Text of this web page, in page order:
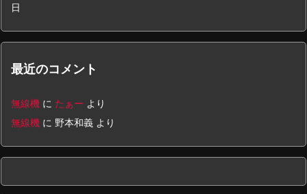
日
最近のコメント
無線機 に たぁー より
無線機 に 野本和義 より